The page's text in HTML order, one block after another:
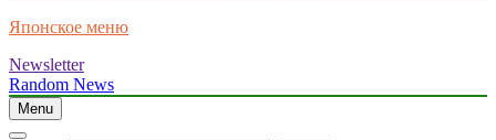
Японское меню
Newsletter
Random News
Menu